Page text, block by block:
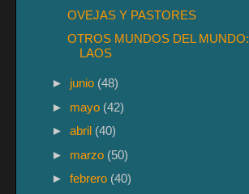
OVEJAS Y PASTORES
OTROS MUNDOS DEL MUNDO:
LAOS
► junio (48)
► mayo (42)
►abril (40)
► marzo (50)
►febrero (40)